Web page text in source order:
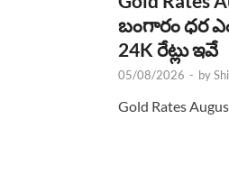
బంగారం ధర
24K రేట్లు ఇవే
05/08/2026 - by
Gold Rates